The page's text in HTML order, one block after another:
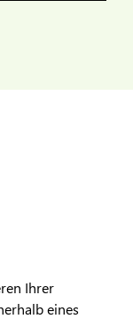
Ihrer
eines